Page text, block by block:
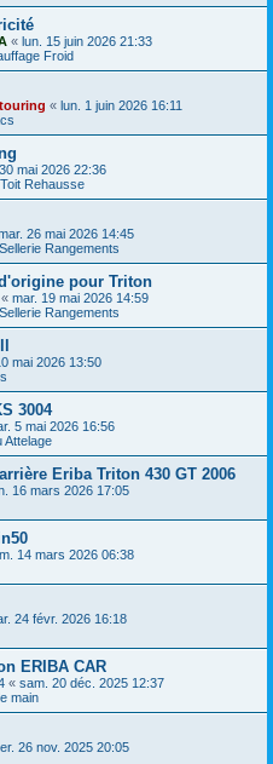
« lun. 15 juin 2026 21:33
Froid
« lun. 1 juin 2026 16:11
mai 2026 22:36
Rehausse
26 mai 2026 14:45
Rangements
pour Triton
« mar. 19 mai 2026 14:59
Rangements
mai 2026 13:50
3004
5 mai 2026 16:56
Attelage
Eriba Triton 430 GT 2006
16 mars 2026 17:05
14 mars 2026 06:38
24 févr. 2026 16:18
ERIBA CAR
« sam. 20 déc. 2025 12:37
main
26 nov. 2025 20:05